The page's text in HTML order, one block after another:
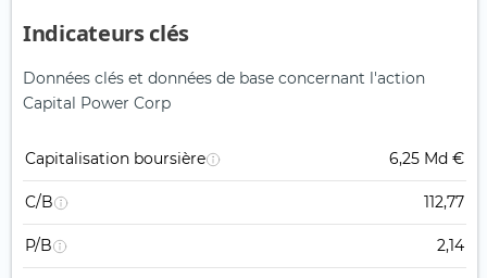
Indicateurs clés
Données clés et données de base concernant l'action
Capital Power Corp
Capitalisation boursière 6,25 Md €
C/B 112,77
P/B 2,14